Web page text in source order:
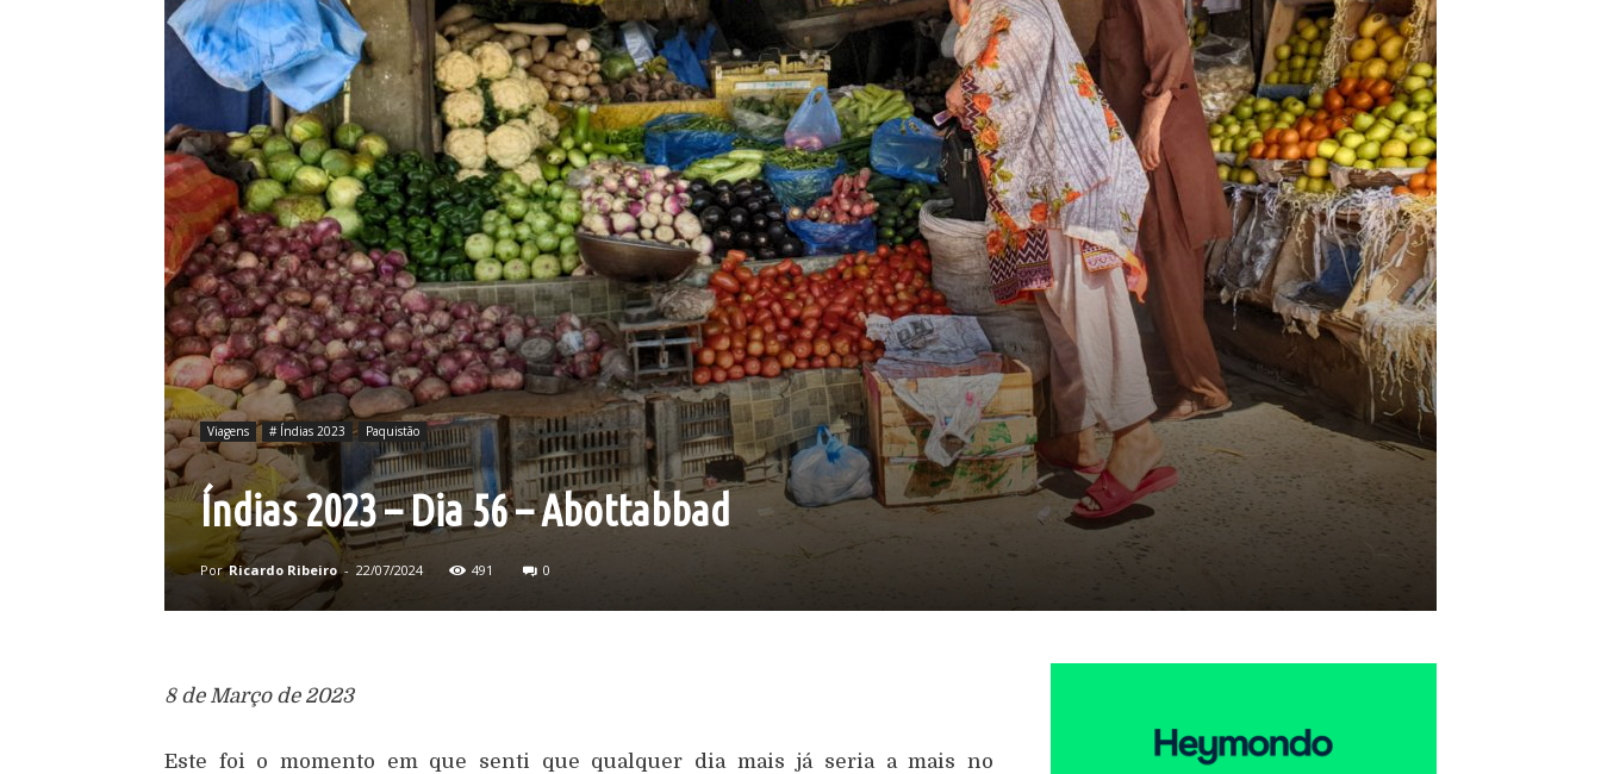
Viagens # Índias 2023 Paquistão
Índias 2023 – Dia 56 – Abottabbad
Por Ricardo Ribeiro - 22/07/2024 491 0
8 de Março de 2023
Este foi o momento em que senti que qualquer dia mais já seria a mais no